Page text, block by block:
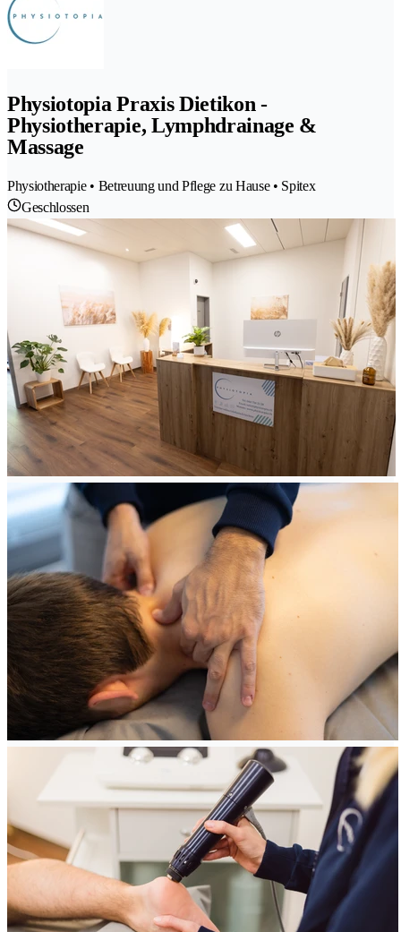
Physiotopia Praxis Dietikon -
Physiotherapie, Lymphdrainage &
Massage
Physiotherapie • Betreuung und Pflege zu Hause • Spitex
Geschlossen